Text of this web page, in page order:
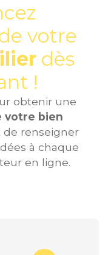
votre
dès
!
obtenir une
votre bien
de renseigner
à chaque
en ligne.